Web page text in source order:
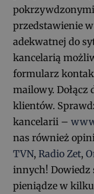
przedstawienie
adekwatnej do
kancelarią
formularz
mailowy. Dołącz
klientów.
kancelarii –
nas również
TVN,Radio Zet,
innych! Dowiedz
pieniądze w